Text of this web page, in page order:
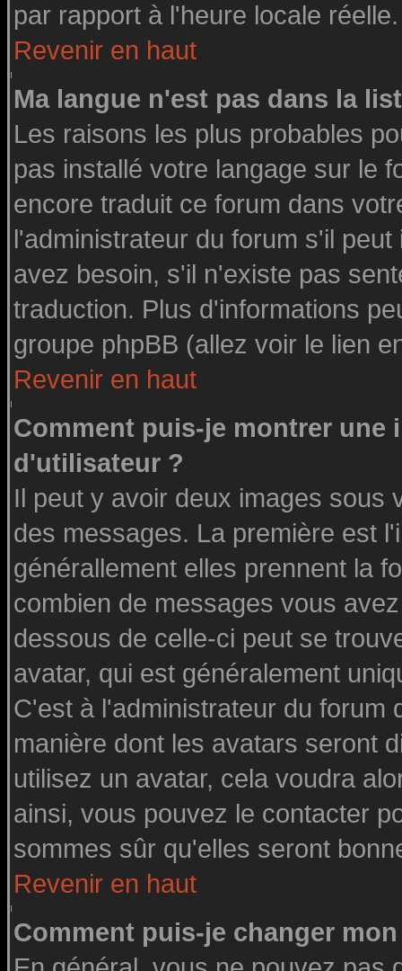
par rapport à l'heure locale réelle.
Revenir en haut
Ma langue n'est pas dans la
Les raisons les plus probables
pas installé votre langage sur le
encore traduit ce forum dans
l'administrateur du forum s'il
avez besoin, s'il n'existe pas
traduction. Plus d'informations
groupe phpBB (allez voir le lien
Revenir en haut
Comment puis-je montrer une
d'utilisateur ?
Il peut y avoir deux images sous
des messages. La première est
générallement elles prennent la
combien de messages vous
dessous de celle-ci peut se
avatar, qui est généralement
C'est à l'administrateur du forum
manière dont les avatars seront
utilisez un avatar, cela voudra
ainsi, vous pouvez le contacter
sommes sûr qu'elles seront
Revenir en haut
Comment puis-je changer